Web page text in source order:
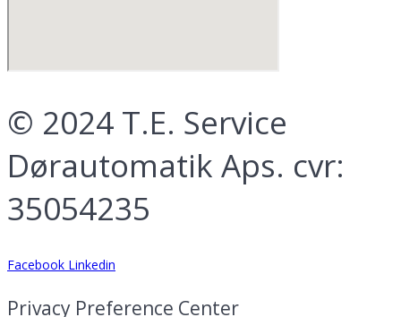
© 2024 T.E. Service
Dørautomatik Aps. cvr:
35054235
Facebook Linkedin
Privacy Preference Center